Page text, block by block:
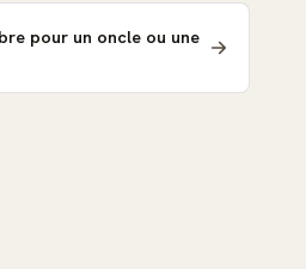
pour un oncle ou une